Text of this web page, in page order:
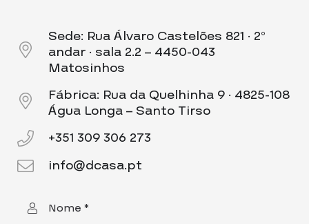
Sede: Rua Álvaro Castelões 821 · 2º
andar · sala 2.2 – 4450-043
Matosinhos
Fábrica: Rua da Quelhinha 9 · 4825-108
Água Longa – Santo Tirso
+351 309 306 273
info@dcasa.pt
Nome *